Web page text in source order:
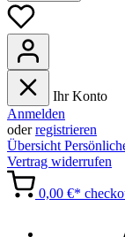
Ihr Konto
Anmelden
oderregistrieren
Übersicht
Vertrag widerrufen
0,00 €*